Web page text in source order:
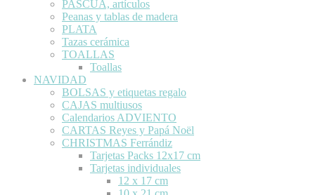
PASCUA, artículos
Peanas y tablas de madera
PLATA
Tazas cerámica
TOALLAS
Toallas
NAVIDAD
BOLSAS y etiquetas regalo
CAJAS multiusos
Calendarios ADVIENTO
CARTAS Reyes y Papá Noël
CHRISTMAS Ferrándiz
Tarjetas Packs 12x17 cm
Tarjetas individuales
12 x 17 cm